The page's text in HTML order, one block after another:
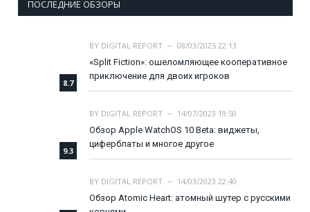
ПОСЛЕДНИЕ ОБЗОРЫ
8.7
BY DIGITAL REPORT
08/03/2025 22:13
«Split Fiction»: ошеломляющее кооперативное
приключение для двоих игроков
9.3
BY DIGITAL REPORT
14/07/2023 19:50
Обзор Apple WatchOS 10 Beta: виджеты,
циферблаты и многое другое
BY DIGITAL REPORT
14/03/2023 22:40
Обзор Atomic Heart: атомный шутер с русскими